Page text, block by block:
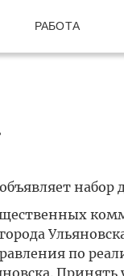
РАБОТА
набор
по